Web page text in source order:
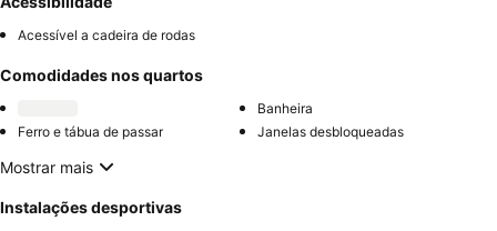
Acessível a cadeira de rodas
Comodidades nos quartos
Banheira
Ferro e tábua de passar
Janelas desbloqueadas
Mostrar mais
Instalações desportivas